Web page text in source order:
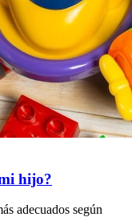
hijo?
adecuados según